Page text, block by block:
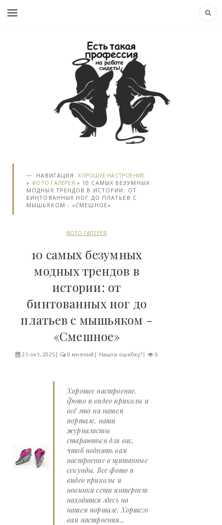
НАВИГАЦИЯ:ХОРОШЕЕ НАСТРОЕНИЕ.
» ФОТО ГАЛЕРЕЯ » 10 САМЫХ БЕЗУМНЫХ
МОДНЫХ ТРЕНДОВ В ИСТОРИИ: ОТ
БИНТОВАННЫХ НОГ ДО ПЛАТЬЕВ С
МЫШЬЯКОМ - «СМЕШНОЕ»
ФОТО ГАЛЕРЕЯ
10 самых безумных
модных трендов в
истории: от
бинтованных ног до
платьев с мышьяком -
«Смешное»
21-окт, 2025 0 мнений | Нашли ошибку? 6
Хорошее настроение.
Фото и видео приколы и
всё это на нашем
портале, наши
журналисты
стараються для вас,
чтоб поднять вам
настроение в щитанные
секунды. Все фото и
видео приколы и
новинки сети интернет
находятся здесь на
нашем портале. Хоршего
вам настроения...